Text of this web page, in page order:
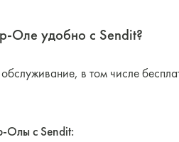
Оле удобно с Sendit?
в том числе
Олы с Sendit: